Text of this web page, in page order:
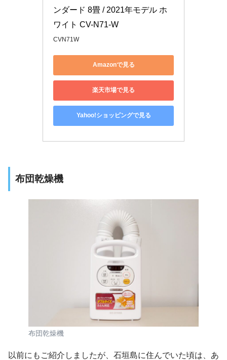
ンダード 8畳 / 2021年モデル ホ
ワイト CV-N71-W
CVN71W
Amazonで見る
楽天市場で見る
Yahoo!ショッピングで見る
布団乾燥機
布団乾燥機
以前にもご紹介しましたが、石垣島に住んでいた頃は、あ